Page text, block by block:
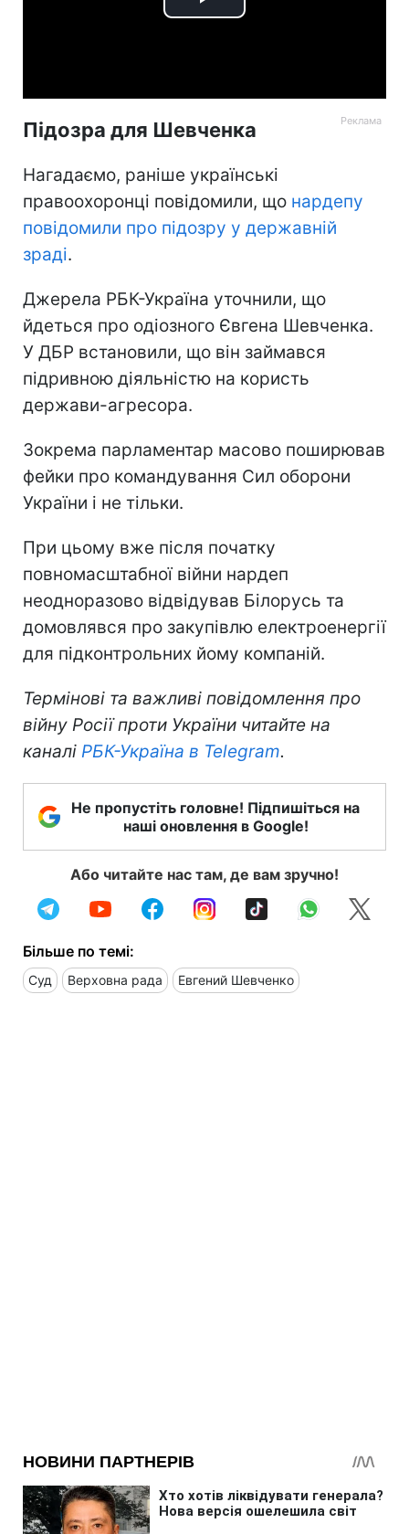
Play
Підозра для Шевченка
Нагадаємо, раніше українські
правоохоронці повідомили, що нардепу
повідомили про підозру у державній
зраді.
Джерела РБК-Україна уточнили, що
йдеться про одіозного Євгена Шевченка.
У ДБР встановили, що він займався
підривною діяльністю на користь
держави-агресора.
Зокрема парламентар масово поширював
фейки про командування Сил оборони
України і не тільки.
При цьому вже після початку
повномасштабної війни нардеп
неодноразово відвідував Білорусь та
домовлявся про закупівлю електроенергії
для підконтрольних йому компаній.
Термінові та важливі повідомлення про
війну Росії проти України читайте на
каналі РБК-Україна в Telegram.
Не пропустіть головне! Підпишіться на
наші оновлення в Google!
Або читайте нас там, де вам зручно!
Більше по темі:
Суд Верховна рада Евгений Шевченко